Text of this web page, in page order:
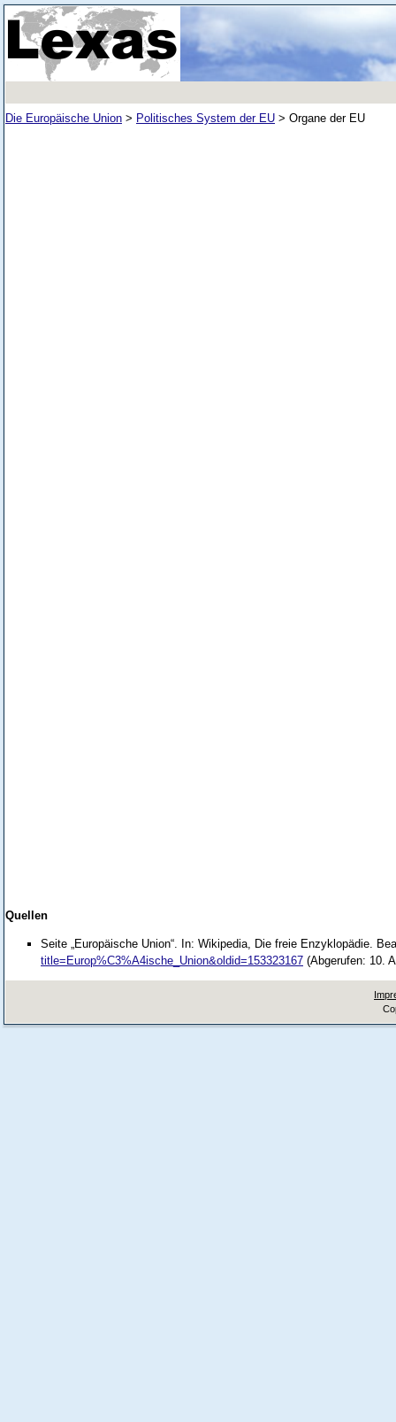
Die Europäische Union > Politisches System der EU > Organe der EU
Quellen
Seite „Europäische Union“. In: Wikipedia, Die freie Enzyklopädie.
title=Europ%C3%A4ische_Union&oldid=153323167 (Abgerufen: 10.